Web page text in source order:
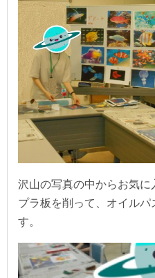
沢山の写真の中からお気に
プラ板を削って、オイル
す。